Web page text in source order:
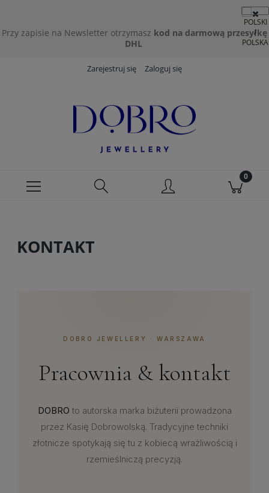
Przy zapisie na Newsletter otrzymasz kod na darmową przesyłkę
DHL
Zarejestruj się Zaloguj się
KONTAKT
DOBRO JEWELLERY · WARSZAWA
Pracownia & kontakt
DOBRO to autorska marka biżuterii prowadzona
przez Kasię Dobrowolską. Tradycyjne techniki
złotnicze spotykają się tu z kobiecą wrażliwością i
rzemieślniczą precyzją.